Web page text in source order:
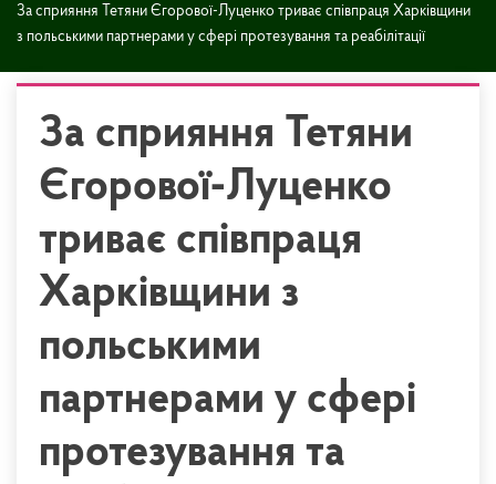
За сприяння Тетяни Єгорової-Луценко триває співпраця Харківщини
з польськими партнерами у сфері протезування та реабілітації
За сприяння Тетяни
Єгорової-Луценко
триває співпраця
Харківщини з
польськими
партнерами у сфері
протезування та